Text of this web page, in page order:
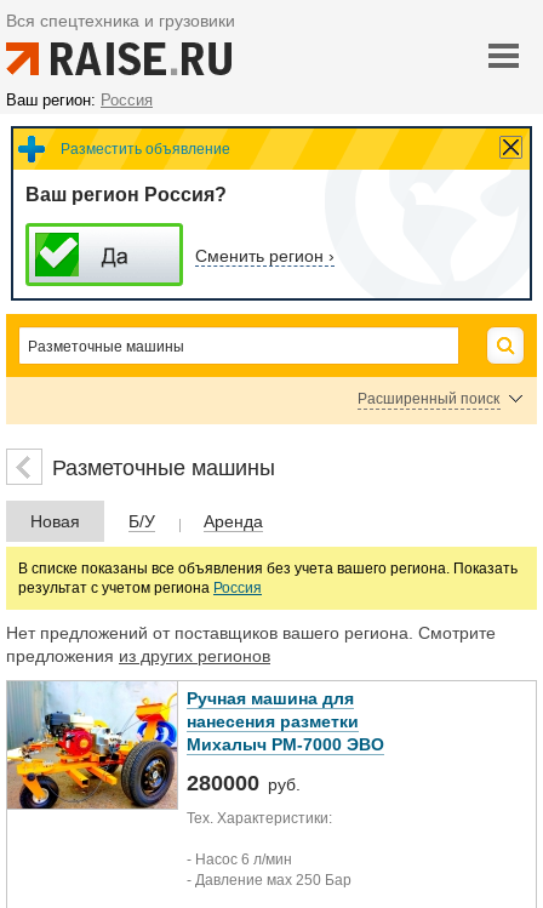
Вся спецтехника и грузовики
Ваш регион: Россия
Разместить объявление
Ваш регион Россия?
Сменить регион ›
Расширенный поиск
Цена
руб.
Марка
Разметочные машины
Новая Б/У Аренда
В списке показаны все объявления без учета вашего региона. Показать
результат с учетом региона Россия
Нет предложений от поставщиков вашего региона. Смотрите
предложения из других регионов
Ручная машина для
нанесения разметки
Михалыч РМ-7000 ЭВО
280000 руб.
Тех. Характеристики:
- Насос 6 л/мин
- Давление мах 250 Бар